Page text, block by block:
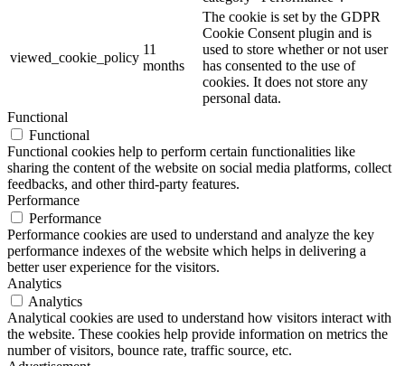
viewed_cookie_policy
11
months
The cookie is set by the GDPR
Cookie Consent plugin and is
used to store whether or not user
has consented to the use of
cookies. It does not store any
personal data.
Functional
Functional
Functional cookies help to perform certain functionalities like
sharing the content of the website on social media platforms, collect
feedbacks, and other third-party features.
Performance
Performance
Performance cookies are used to understand and analyze the key
performance indexes of the website which helps in delivering a
better user experience for the visitors.
Analytics
Analytics
Analytical cookies are used to understand how visitors interact with
the website. These cookies help provide information on metrics the
number of visitors, bounce rate, traffic source, etc.